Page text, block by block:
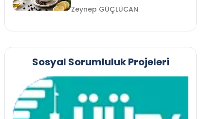
Zeynep GÜÇLÜCAN
Sosyal Sorumluluk Projeleri